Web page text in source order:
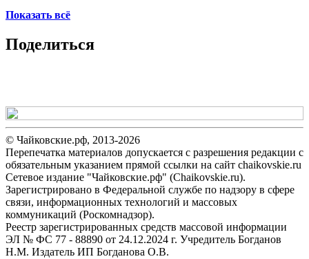
Показать всё
Поделиться
© Чайковские.рф, 2013-2026
Перепечатка материалов допускается с разрешения редакции с
обязательным указанием прямой ссылки на сайт chaikovskie.ru
Сетевое издание "Чайковские.рф" (Chaikovskie.ru).
Зарегистрировано в Федеральной службе по надзору в сфере
связи, информационных технологий и массовых
коммуникаций (Роскомнадзор).
Реестр зарегистрированных средств массовой информации
ЭЛ № ФС 77 - 88890 от 24.12.2024 г. Учредитель Богданов
Н.М. Издатель ИП Богданова О.В.